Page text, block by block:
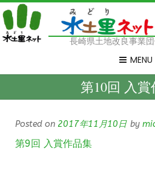
長崎県土地改良事業
MENU
第10回 入
Posted on 2017年11月10日 by
第9回 入賞作品集